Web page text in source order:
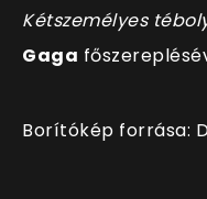
Kétszemélyes
Gaga
Borítókép forrása: